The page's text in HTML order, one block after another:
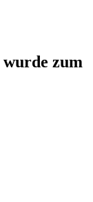
wurde zum